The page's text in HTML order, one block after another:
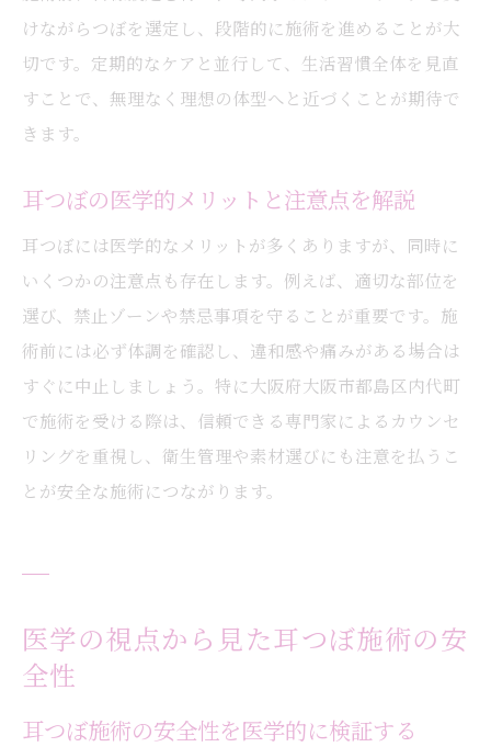
都島区内代町で耳つぼを安全に楽しむ方法
耳つぼを安心して楽しむための実践法
耳つぼ施術後のトラブル対応と相談方法
耳つぼを快適に続けるためのアドバイス
安全な耳つぼ生活を送るための基本知識
けながらつぼを選定し、段階的に施術を進めることが大
切です。定期的なケアと並行して、生活習慣全体を見直
すことで、無理なく理想の体型へと近づくことが期待で
きます。
耳つぼの医学的メリットと注意点を解説
耳つぼには医学的なメリットが多くありますが、同時に
いくつかの注意点も存在します。例えば、適切な部位を
選び、禁止ゾーンや禁忌事項を守ることが重要です。施
術前には必ず体調を確認し、違和感や痛みがある場合は
すぐに中止しましょう。特に大阪府大阪市都島区内代町
で施術を受ける際は、信頼できる専門家によるカウンセ
リングを重視し、衛生管理や素材選びにも注意を払うこ
とが安全な施術につながります。
医学の視点から見た耳つぼ施術の安
全性
耳つぼ施術の安全性を医学的に検証する